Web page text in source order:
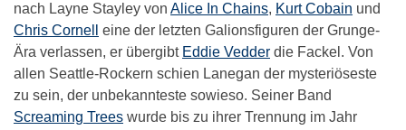
nach Layne Stayley von Alice In Chains, Kurt Cobain und
Chris Cornell
eine der letzten Galionsfiguren der Grunge-
Ära verlassen, er übergibt Eddie Vedder die Fackel. Von
allen Seattle-Rockern schien Lanegan der mysteriöseste
zu sein, der unbekannteste sowieso. Seiner Band
Screaming Trees wurde bis zu ihrer Trennung im Jahr